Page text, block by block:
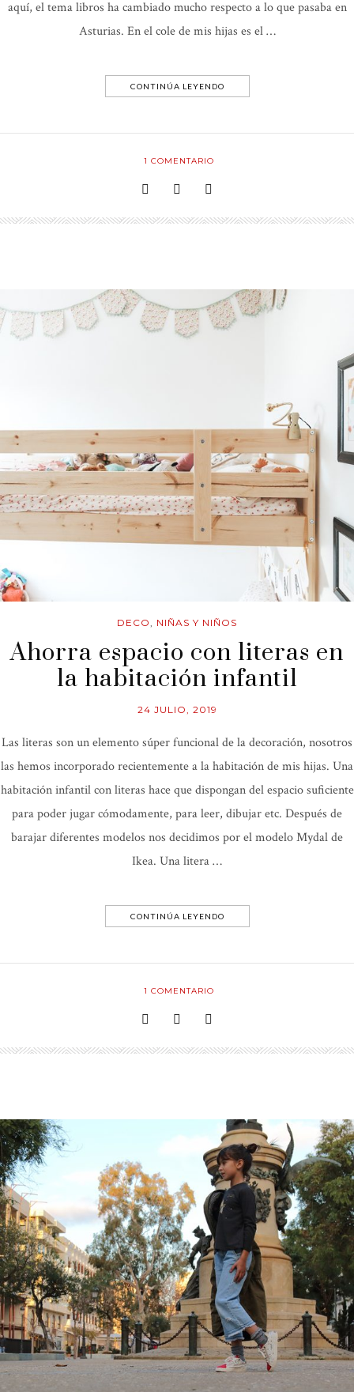
aquí, el tema libros ha cambiado mucho respecto a lo que pasaba en
Asturias. En el cole de mis hijas es el …
CONTINÚA LEYENDO
1 COMENTARIO
DECO, NIÑAS Y NIÑOS
Ahorra espacio con literas en
la habitación infantil
24 JULIO, 2019
Las literas son un elemento súper funcional de la decoración, nosotros
las hemos incorporado recientemente a la habitación de mis hijas. Una
habitación infantil con literas hace que dispongan del espacio suficiente
para poder jugar cómodamente, para leer, dibujar etc. Después de
barajar diferentes modelos nos decidimos por el modelo Mydal de
Ikea. Una litera …
CONTINÚA LEYENDO
1 COMENTARIO